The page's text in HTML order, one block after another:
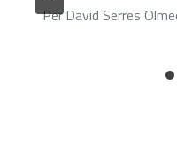
PerDavid Serres